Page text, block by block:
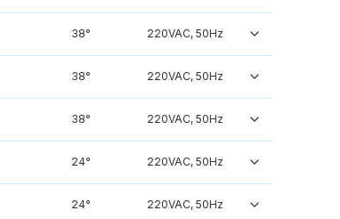
38° 220VAC, 50Hz
38° 220VAC, 50Hz
38° 220VAC, 50Hz
24° 220VAC, 50Hz
24° 220VAC, 50Hz